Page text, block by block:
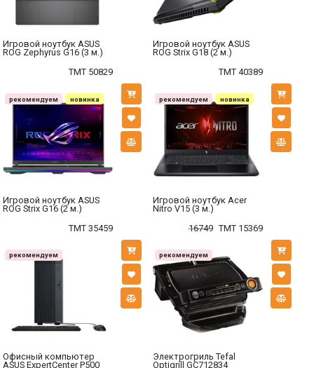
Игровой ноутбук ASUS
ROG Zephyrus G16 (3 м.)
TMT 50829
Игровой ноутбук ASUS
ROG Strix G18 (2 м.)
TMT 40389
рекомендуем новинка
Игровой ноутбук ASUS
ROG Strix G16 (2 м.)
TMT 35459
рекомендуем новинка
Игровой ноутбук Acer
Nitro V15 (3 м.)
16749 TMT 15369
рекомендуем
Офисный компьютер
ASUS ExpertCenter P500
рекомендуем
Электрогриль Tefal
Optigrill GC712834